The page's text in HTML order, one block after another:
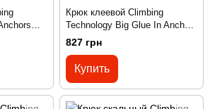
Крюк клеевой Climbing
Technology Big Glue In Anchors
silver
827 грн
Купить